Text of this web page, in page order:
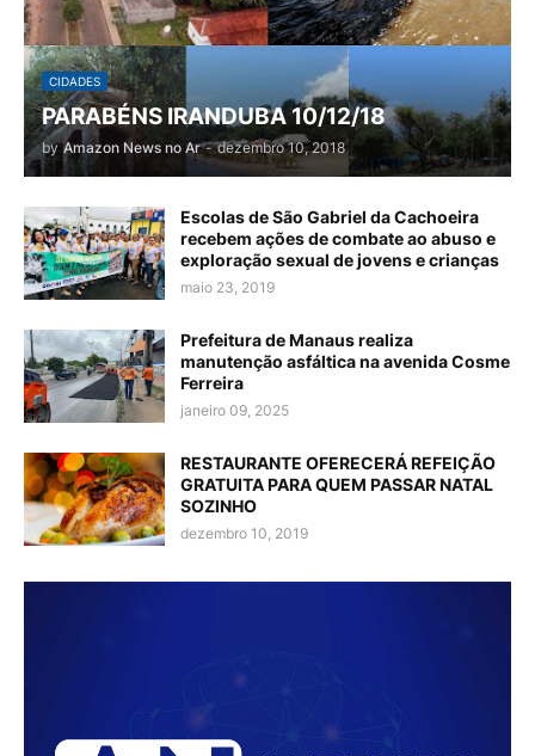
CIDADES
PARABÉNS IRANDUBA 10/12/18
by Amazon News no Ar - dezembro 10, 2018
Escolas de São Gabriel da Cachoeira
recebem ações de combate ao abuso e
exploração sexual de jovens e crianças
maio 23, 2019
Prefeitura de Manaus realiza
manutenção asfáltica na avenida Cosme
Ferreira
janeiro 09, 2025
RESTAURANTE OFERECERÁ REFEIÇÃO
GRATUITA PARA QUEM PASSAR NATAL
SOZINHO
dezembro 10, 2019